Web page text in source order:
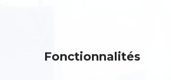
Fonctionnalités